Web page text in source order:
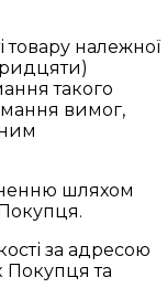
товару належної
такого
вимог,
шляхом
за адресою
Покупця та